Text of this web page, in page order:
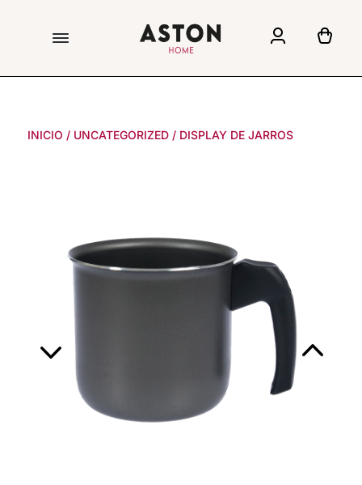
INICIO / UNCATEGORIZED/ DISPLAY DE JARROS